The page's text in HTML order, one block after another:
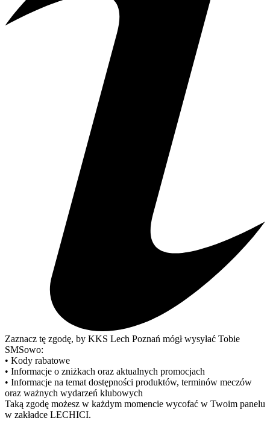
Zaznacz tę zgodę, by KKS Lech Poznań mógł wysyłać Tobie
SMSowo:
• Kody rabatowe
• Informacje o zniżkach oraz aktualnych promocjach
• Informacje na temat dostępności produktów, terminów meczów
oraz ważnych wydarzeń klubowych
Taką zgodę możesz w każdym momencie wycofać w Twoim panelu
w zakładce LECHICI.